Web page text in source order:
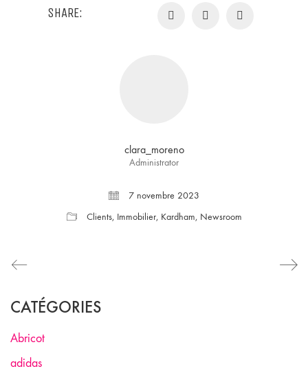
SHARE:
clara_moreno
Administrator
7 novembre 2023
Clients, Immobilier, Kardham, Newsroom
CATÉGORIES
Abricot
adidas